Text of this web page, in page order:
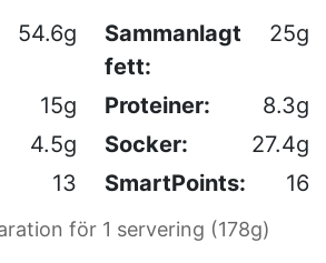
54.6g
Sammanlagt
fett:
25g
15g Proteiner:
8.3g
4.5g Socker:
27.4g
13 SmartPoints: 16
för 1 servering (178g)